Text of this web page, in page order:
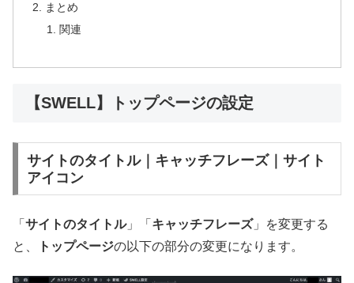
まとめ
関連
【SWELL】トップページの設定
サイトのタイトル｜キャッチフレーズ｜サイト
アイコン
「 サイトのタイトル」「 キャッチフレーズ」を変更する
と、
トップページの以下の部分の変更になります。